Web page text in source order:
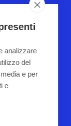
macchinari
analizzare
del
e per
e